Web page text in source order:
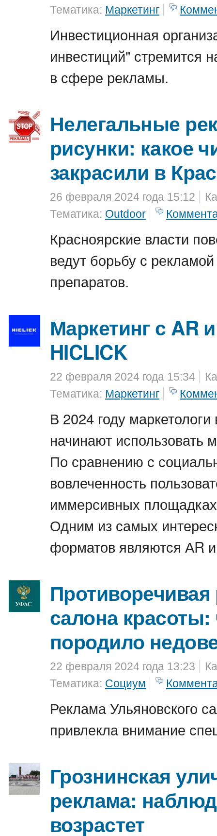
Тематика: Маркетинг
Инвестиционная
инвестиций" стремится
в сфере рекламы.
Нелегальные
рисунки: какое
закрасили в
26 февраля 2024 года 15:12
Тематика: Outdoor
Красноярские власти
ведут борьбу с
препаратов.
Маркетинг с AR
HICLICK
22 февраля 2024 года 15:34
Тематика: Маркетинг
В 2024 году
начинают использовать
По сравнению с
вовлеченность
иммерсивных
Одним из самых
форматов являются АR
салона красоты:
породило
22 февраля 2024 года 13:23
Тематика: Социум
Реклама Ульяновского
привлекла внимание
Грознинская
реклама:
возрастет